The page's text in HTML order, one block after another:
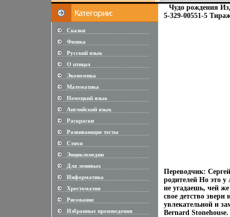
Сказки
............................................................
Физика
............................................................
Русский язык
............................................................
О птицах
............................................................
Экономика
............................................................
Математика
............................................................
Немецкий язык
............................................................
Английский язык
............................................................
Раскраски
............................................................
Развивающие тесты
............................................................
Стихи
............................................................
Энциклопедии
............................................................
Для ленивых
............................................................
Информатика
............................................................
Хрестоматия
............................................................
Рисование
............................................................
Избранные произведения
............................................................
Чудо рождения
5-329-00551-5
Переводчик:
родителей Но это
не угадаешь, чей
свое детство
увлекательной и
Bernard Stonehouse.